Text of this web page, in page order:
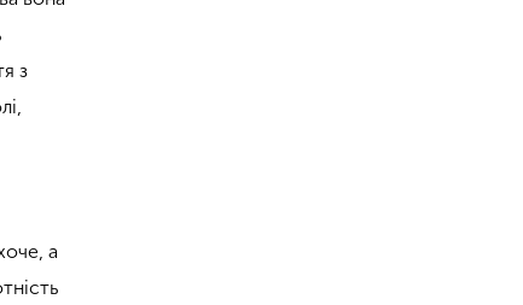
з
а